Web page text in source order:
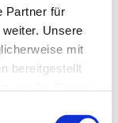
Partner für
Unsere
mit
bereitgestellt
Projekt, das